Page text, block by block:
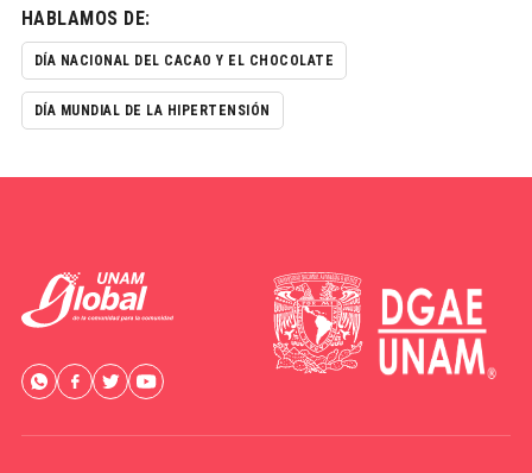
HABLAMOS DE:
DÍA NACIONAL DEL CACAO Y EL CHOCOLATE
DÍA MUNDIAL DE LA HIPERTENSIÓN